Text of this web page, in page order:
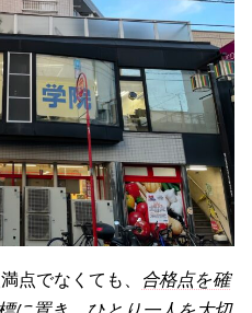
点でなくても、 合格点を確